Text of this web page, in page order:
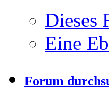
Dieses
Eine
Forum